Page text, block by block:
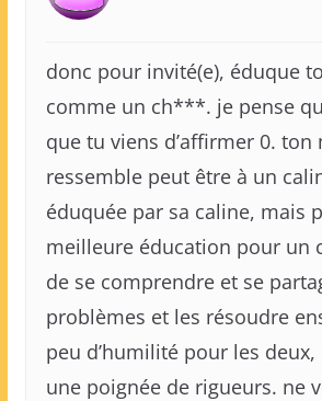
donc pour invité(e), éduque
comme un ch***. je pense
que tu viens d’affirmer 0. ton
ressemble peut être à un
éduquée par sa caline, mais
meilleure éducation pour un
de se comprendre et se
problèmes et les résoudre
peu d’humilité pour les deux,
une poignée de rigueurs. ne